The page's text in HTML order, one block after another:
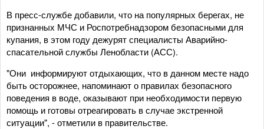
В пресс-службе добавили, что на популярных берегах, не
признанных МЧС и Роспотребнадзором безопасными для
купания, в этом году дежурят специалисты Аварийно-
спасательной службы Ленобласти (АСС).
"Они информируют отдыхающих, что в данном месте надо
быть осторожнее, напоминают о правилах безопасного
поведения в воде, оказывают при необходимости первую
помощь и готовы отреагировать в случае экстренной
ситуации", - отметили в правительстве.